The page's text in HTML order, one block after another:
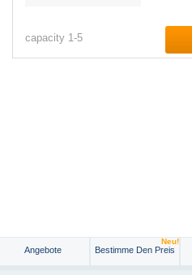
capacity 1-5
Angebote Bestimme Den Preis
Neu!